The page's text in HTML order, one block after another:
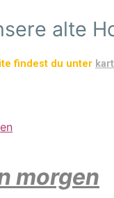
alte
findest du unter
morgen